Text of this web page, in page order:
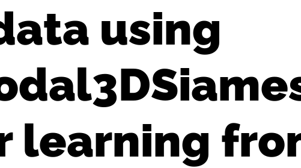
using
learning